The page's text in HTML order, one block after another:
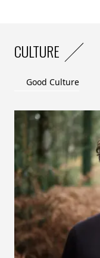
CULTURE
Good Culture